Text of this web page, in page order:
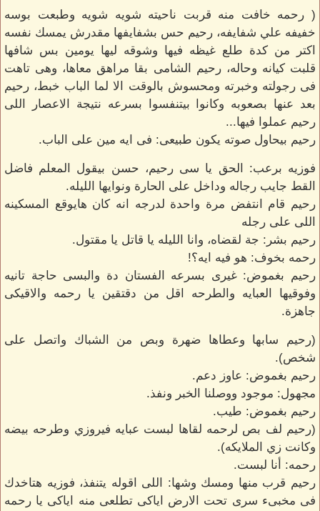
( رحمه خافت منه قربت ناحيته شويه شويه وطبعت بوسه
خفيفه علي شفايفه، رحيم حس بشفايفها مقدرش يمسك نفسه
اكتر من كدة طلع غيظه فيها وشوقه ليها يومين بس شافها
قلبت كيانه وحاله، رحيم الشامى بقا مراهق معاها، وهى تاهت
فى رجولته وخبرته ومحسوش بالوقت الا لما الباب خبط، رحيم
بعد عنها بصعوبه وكانوا بيتنفسوا بسرعه نتيجة الاعصار اللى
رحيم عملوا فيها...
رحيم بيحاول صوته يكون طبيعى: فى ايه مين على الباب.
فوزيه برعب: الحق يا سى رحيم، حسن بيقول المعلم فاضل
القط جايب رجاله وداخل على الحارة ونوايها الليله.
رحيم قام انتفض مرة واحدة لدرجه انه كان هايوقع المسكينه
اللى على رجله
رحيم بشر: جة لقضاه، وانا الليله يا قاتل يا مقتول.
رحمه بخوف: هو فيه ايه؟!
رحيم بغموض: غيرى بسرعه الفستان دة والبسى حاجة تانيه
وفوقيها العبايه والطرحه اقل من دقتقين يا رحمه والاقيكى
جاهزة.
(رحيم سابها وعطاها ضهرة وبص من الشباك واتصل على
شخص).
رحيم بغموض: عاوز دعم.
مجهول: موجود ووصلنا الخبر ونفذ.
رحيم بغموض: طيب.
(رحيم لف بص لرحمه لقاها لبست عبايه فيروزي وطرحه بيضه
وكانت زي الملايكه).
رحمه: أنا لبست.
رحيم قرب منها ومسك وشها: اللى اقوله يتنفذ، فوزيه هتاخدك
فى مخبىء سرى تحت الارض اياكى تطلعى منه اياكى يا رحمه